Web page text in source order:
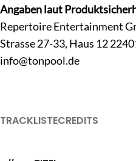
Angaben laut
Repertoire Entertainment
Strasse 27-33, Haus 12
info@tonpool.de
TRACKLISTECREDITS